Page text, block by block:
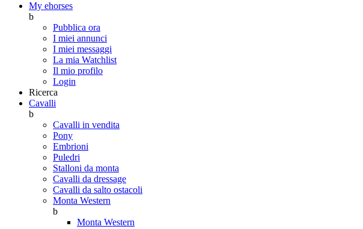
My ehorses
b
Pubblica ora
I miei annunci
I miei messaggi
La mia Watchlist
Il mio profilo
Login
Ricerca
Cavalli
b
Cavalli in vendita
Pony
Embrioni
Puledri
Stalloni da monta
Cavalli da dressage
Cavalli da salto ostacoli
Monta Western
b
Monta Western